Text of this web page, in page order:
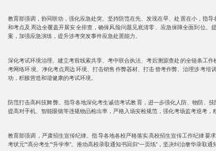
教育部强调，协同联动，强化应急处突。坚持防范在先、发现在早、处置在小，指
和考点及周边全覆盖开展安全排查，确保风险问题见底清零、应急保障全面到位。
案，加强应急演练，提升涉考突发事件应急处置能力。
深化考试环境治理。建立考前线索共享、考中联合执法、考后溯源查处的全链条工
考网络环境、净化考点周边环境、打击销售作弊器材、打击替考作弊、治理涉考培
动，积极营造和谐健康的考试环境。
防范打击高科技舞弊。指导各地深化考生诚信考试教育，进一步强化人防、物防、技
提高对手机、智能眼镜等违规物品检出率，严格入场安检规范，强化考场监考巡考，
教育部强调，严肃招生宣传纪律。指导各地各校严格落实高校招生宣传工作纪律要
考状元”“高分考生”“升学率”。推动高校录取通知书回归“一页纸”，坚决纠治奢华录取通